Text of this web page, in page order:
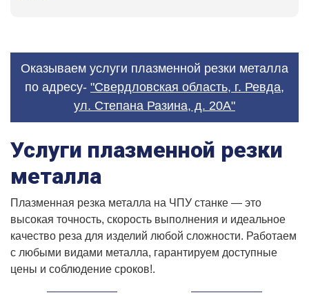
Оказываем услуги плазменной резки металла
по адресу- "Свердловская область, г. Ревда,
ул. Степана Разина, д. 20А"
Услуги плазменной резки
металла
Плазменная резка металла на ЧПУ станке — это
высокая точность, скорость выполнения и идеальное
качество реза для изделий любой сложности. Работаем
с любыми видами металла, гарантируем доступные
цены и соблюдение сроков!.